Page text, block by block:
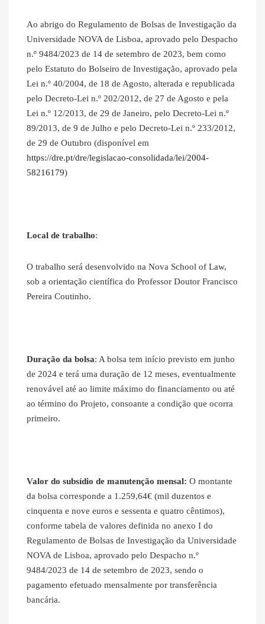
Ao abrigo do Regulamento de Bolsas de Investigação da
Universidade NOVA de Lisboa, aprovado pelo Despacho
n.º 9484/2023 de 14 de setembro de 2023, bem como
pelo Estatuto do Bolseiro de Investigação, aprovado pela
Lei n.º 40/2004, de 18 de Agosto, alterada e republicada
pelo Decreto-Lei n.º 202/2012, de 27 de Agosto e pela
Lei n.º 12/2013, de 29 de Janeiro, pelo Decreto-Lei n.º
89/2013, de 9 de Julho e pelo Decreto-Lei n.º 233/2012,
de 29 de Outubro (disponível em
https://dre.pt/dre/legislacao-consolidada/lei/2004-
58216179)
Local de trabalho:
O trabalho será desenvolvido na Nova School of Law,
sob a orientação científica do Professor Doutor Francisco
Pereira Coutinho.
Duração da bolsa: A bolsa tem início previsto em junho
de 2024 e terá uma duração de 12 meses, eventualmente
renovável até ao limite máximo do financiamento ou até
ao término do Projeto, consoante a condição que ocorra
primeiro.
Valor do subsídio de manutenção mensal: O montante
da bolsa corresponde a 1.259,64€ (mil duzentos e
cinquenta e nove euros e sessenta e quatro cêntimos),
conforme tabela de valores definida no anexo I do
Regulamento de Bolsas de Investigação da Universidade
NOVA de Lisboa, aprovado pelo Despacho n.º
9484/2023 de 14 de setembro de 2023, sendo o
pagamento efetuado mensalmente por transferência
bancária.